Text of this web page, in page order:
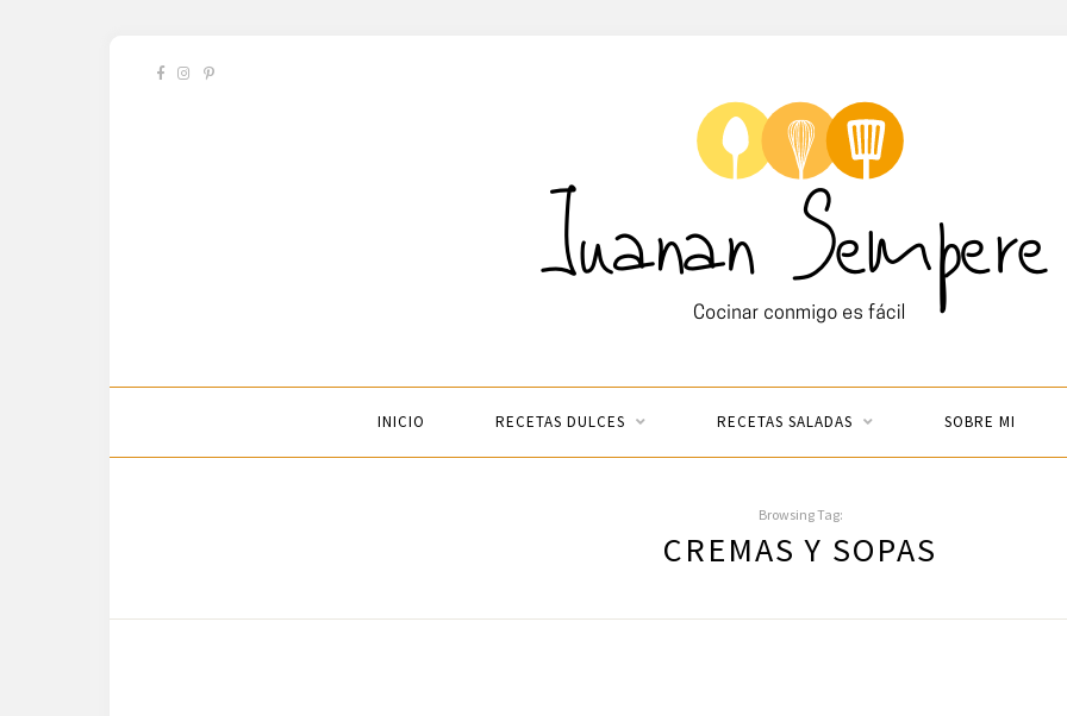
INICIO RECETAS DULCES RECETAS SALADAS SOBRE MI
Browsing Tag:
CREMAS Y SOPAS